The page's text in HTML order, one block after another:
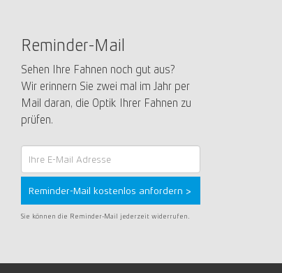
Reminder-Mail
Sehen Ihre Fahnen noch gut aus?
Wir erinnern Sie zwei mal im Jahr per
Mail daran, die Optik Ihrer Fahnen zu
prüfen.
Mail
Reminder-Mail kostenlos anfordern >
Sie können die Reminder-Mail jederzeit widerrufen.